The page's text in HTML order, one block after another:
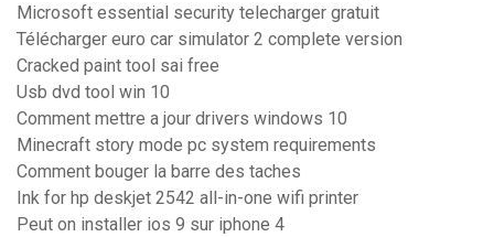
Microsoft essential security telecharger gratuit
Télécharger euro car simulator 2 complete version
Cracked paint tool sai free
Usb dvd tool win 10
Comment mettre a jour drivers windows 10
Minecraft story mode pc system requirements
Comment bouger la barre des taches
Ink for hp deskjet 2542 all-in-one wifi printer
Peut on installer ios 9 sur iphone 4